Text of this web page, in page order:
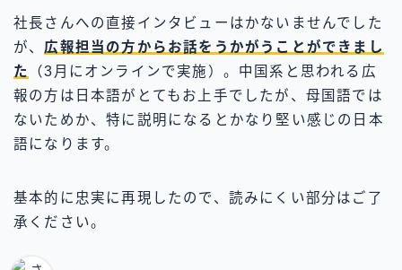
社長さんへの直接インタビューはかないませんでした
が、 広報担当の方からお話をうかがうことができまし
た
（3月にオンラインで実施）。中国系と思われる広
報の方は日本語がとてもお上手でしたが、母国語では
ないためか、特に説明になるとかなり堅い感じの日本
語になります。
基本的に忠実に再現したので、読みにくい部分はご了
承ください。